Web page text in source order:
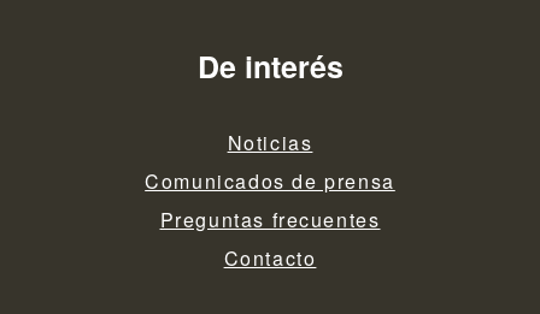
De interés
Noticias
Comunicados de prensa
Preguntas frecuentes
Contacto